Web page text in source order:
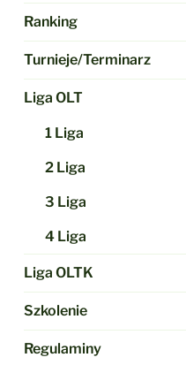
Ranking
Turnieje/Terminarz
Liga OLT
1 Liga
2 Liga
3 Liga
4 Liga
Liga OLTK
Szkolenie
Regulaminy